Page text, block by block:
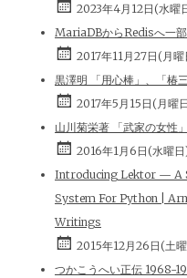
2023年4月12日(水曜
MariaDBからRedisへ一部
2017年11月27日(月曜
黒澤明 「用心棒」、「椿
2017年5月15日(月曜
山川菊栄著 「武家の女性
2016年1月6日(水曜
Introducing Lektor — A
System For Python |
Writings
2015年12月26日(土
つかこうへい正伝 1968-